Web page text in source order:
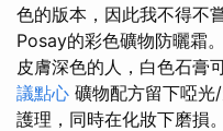
色的版本，因此我不得不
Posay的彩色礦物防曬霜。
皮膚深色的人，白色石膏
議點心 礦物配方留下啞光
護理，同時在化妝下磨損。